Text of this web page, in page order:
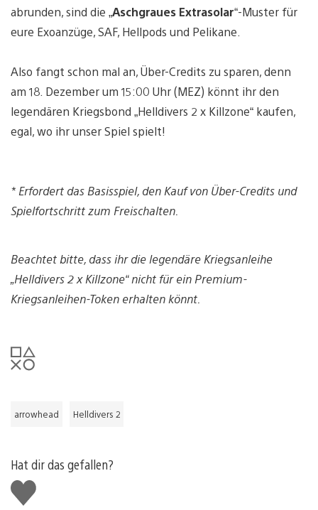
abrunden, sind die „Aschgraues Extrasolar“-Muster für
eure Exoanzüge, SAF, Hellpods und Pelikane.
Also fangt schon mal an, Über-Credits zu sparen, denn
am 18. Dezember um 15:00 Uhr (MEZ) könnt ihr den
legendären Kriegsbond „Helldivers 2 x Killzone“ kaufen,
egal, wo ihr unser Spiel spielt!
* Erfordert das Basisspiel, den Kauf von Über-Credits und
Spielfortschritt zum Freischalten.
Beachtet bitte, dass ihr die legendäre Kriegsanleihe
„Helldivers 2 x Killzone“ nicht für ein Premium-
Kriegsanleihen-Token erhalten könnt.
arrowhead Helldivers 2
Hat dir das gefallen?
Gefällt
mir